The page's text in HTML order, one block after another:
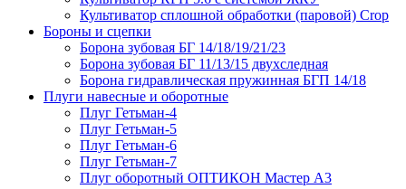
Культиватор сплошной обработки (паровой) Crop
Бороны и сцепки
Борона зубовая БГ 14/18/19/21/23
Борона зубовая БГ 11/13/15 двухследная
Борона гидравлическая пружинная БГП 14/18
Плуги навесные и оборотные
Плуг Гетьман-4
Плуг Гетьман-5
Плуг Гетьман-6
Плуг Гетьман-7
Плуг оборотный ОПТИКОН Мастер А3